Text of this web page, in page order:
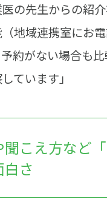
の先生からの紹
地域連携室にお
約がない場合も
ています」
こえ方など「
さ